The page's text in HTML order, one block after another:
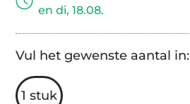
en di, 18.08.
Vul het gewenste aantal in:
1 stuk